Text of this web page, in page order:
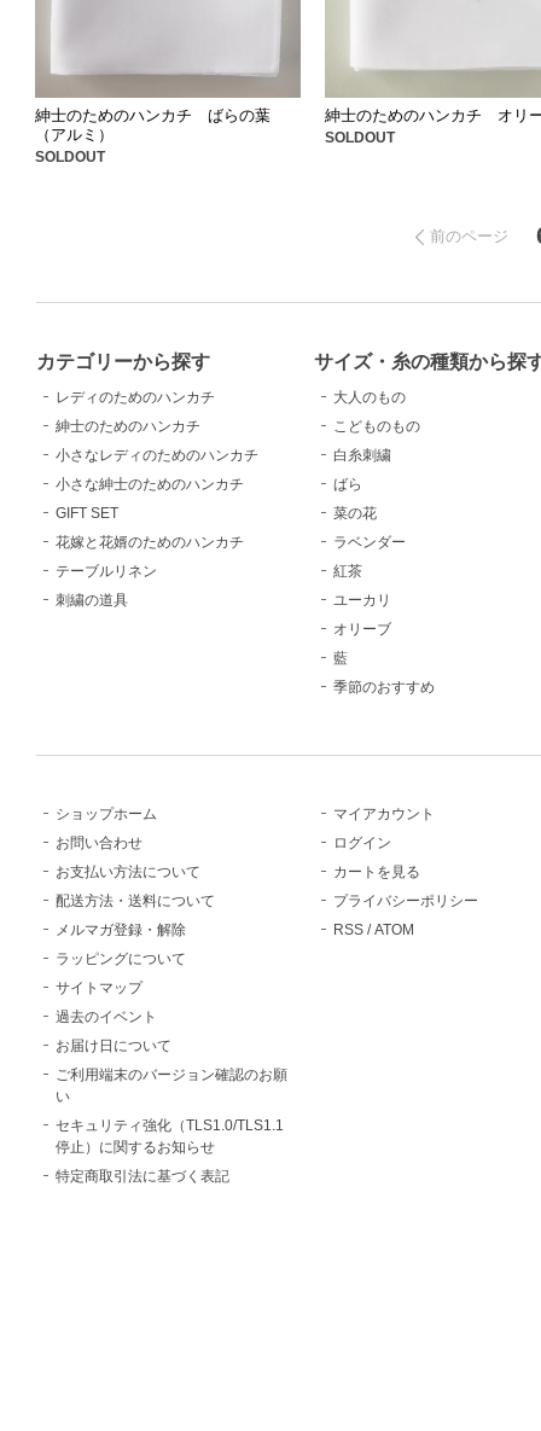
紳士のためのハンカチ ばらの葉
（アルミ）
SOLDOUT
紳士のためのハンカチ オリ
SOLDOUT
前のページ
カテゴリーから探す
レディのためのハンカチ
紳士のためのハンカチ
小さなレディのためのハンカチ
小さな紳士のためのハンカチ
GIFT SET
花嫁と花婿のためのハンカチ
テーブルリネン
刺繍の道具
サイズ・糸の種類から探
大人のもの
こどものもの
白糸刺繍
ばら
菜の花
ラベンダー
紅茶
ユーカリ
オリーブ
藍
季節のおすすめ
ショップホーム
お問い合わせ
お支払い方法について
配送方法・送料について
メルマガ登録・解除
ラッピングについて
サイトマップ
過去のイベント
お届け日について
ご利用端末のバージョン確認のお願
い
セキュリティ強化（TLS1.0/TLS1.1
停止）に関するお知らせ
特定商取引法に基づく表記
マイアカウント
ログイン
カートを見る
プライバシーポリシー
RSS /ATOM